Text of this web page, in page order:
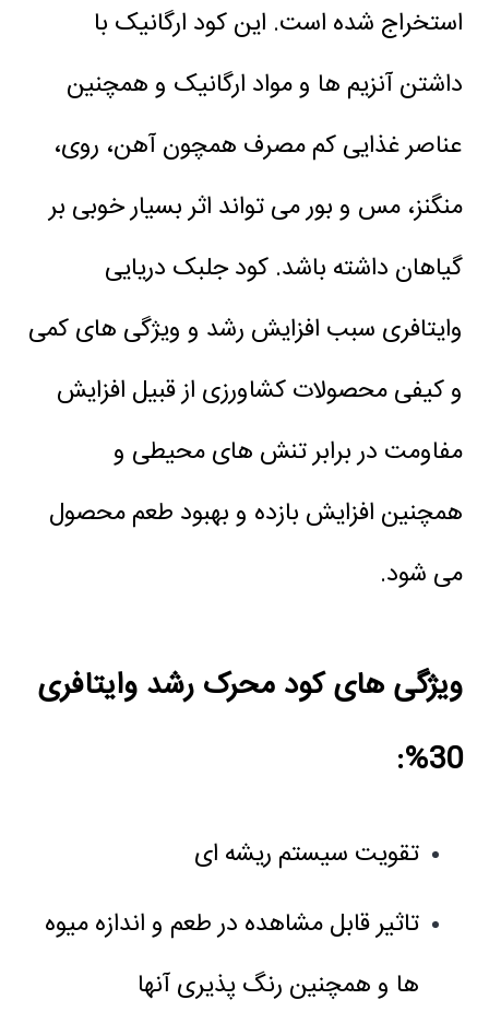
استخراج شده است. این کود ارگانیک با
داشتن آنزیم ها و مواد ارگانیک و همچنین
عناصر غذایی کم مصرف همچون آهن، روی،
منگنز، مس و بور می تواند اثر بسیار خوبی بر
گیاهان داشته باشد. کود جلبک دریایی
وایتافری سبب افزایش رشد و ویژگی های کمی
و کیفی محصولات کشاورزی از قبیل افزایش
مفاومت در برابر تنش های محیطی و
همچنین افزایش بازده و بهبود طعم محصول
می شود.
ویژگی های کود محرک رشد وایتافری
30%:
تقویت سیستم ریشه ای
تاثیر قابل مشاهده در طعم و اندازه میوه
ها و همچنین رنگ پذیری آنها